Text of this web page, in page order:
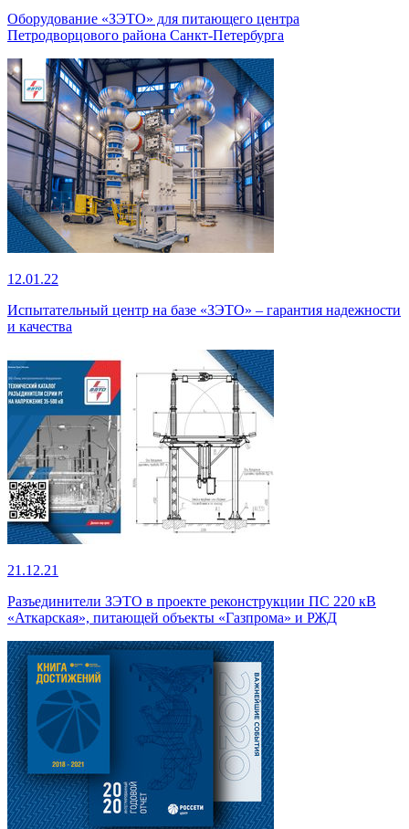
Оборудование «ЗЭТО» для питающего центра
Петродворцового района Санкт-Петербурга
12.01.22
Испытательный центр на базе «ЗЭТО» – гарантия надежности
и качества
21.12.21
Разъединители ЗЭТО в проекте реконструкции ПС 220 кВ
«Аткарская», питающей объекты «Газпрома» и РЖД